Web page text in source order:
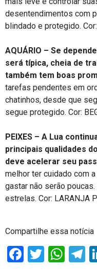
desentendimentos com
blindado e protegido.
AQUÁRIO – Se
será típica, cheia de
também tem boas
tarefas pendentes em
chatinhos, desde que
segue protegido. Cor:
PEIXES – A Lua
principais qualidades
deve acelerar seu
melhor ter cuidado com
gastar não serão
estrelas. Cor: LARANJA
Compartilhe essa notícia
Facebook
Twitter